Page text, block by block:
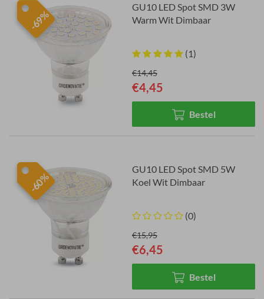
-69%
GU10 LED Spot SMD 3W
Warm Wit Dimbaar
(1)
€14,45
€4,45
Bestel
-60%
GU10 LED Spot SMD 5W
Koel Wit Dimbaar
(0)
€15,95
€6,45
Bestel